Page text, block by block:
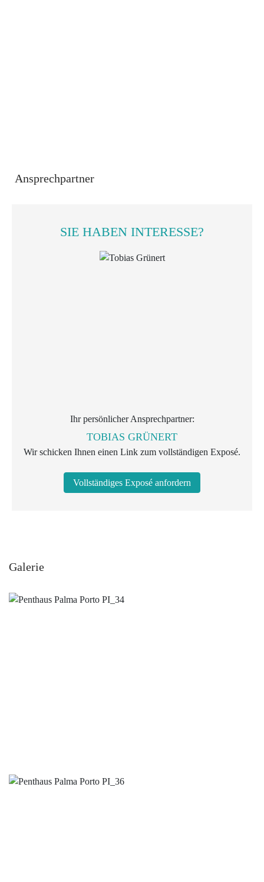
Ansprechpartner
SIE HABEN INTERESSE?
Ihr persönlicher Ansprechpartner:
TOBIAS GRÜNERT
Wir schicken Ihnen einen Link zum vollständigen Exposé.
Vollständiges Exposé anfordern
Galerie